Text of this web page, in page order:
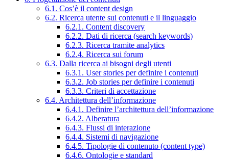
6.1. Cos’è il content design
6.2. Ricerca utente sui contenuti e il linguaggio
6.2.1. Content discovery
6.2.2. Dati di ricerca (search keywords)
6.2.3. Ricerca tramite analytics
6.2.4. Ricerca sui forum
6.3. Dalla ricerca ai bisogni degli utenti
6.3.1. User stories per definire i contenuti
6.3.2. Job stories per definire i contenuti
6.3.3. Criteri di accettazione
6.4. Architettura dell’informazione
6.4.1. Definire l’architettura dell’informazione
6.4.2. Alberatura
6.4.3. Flussi di interazione
6.4.4. Sistemi di navigazione
6.4.5. Tipologie di contenuto (content type)
6.4.6. Ontologie e standard